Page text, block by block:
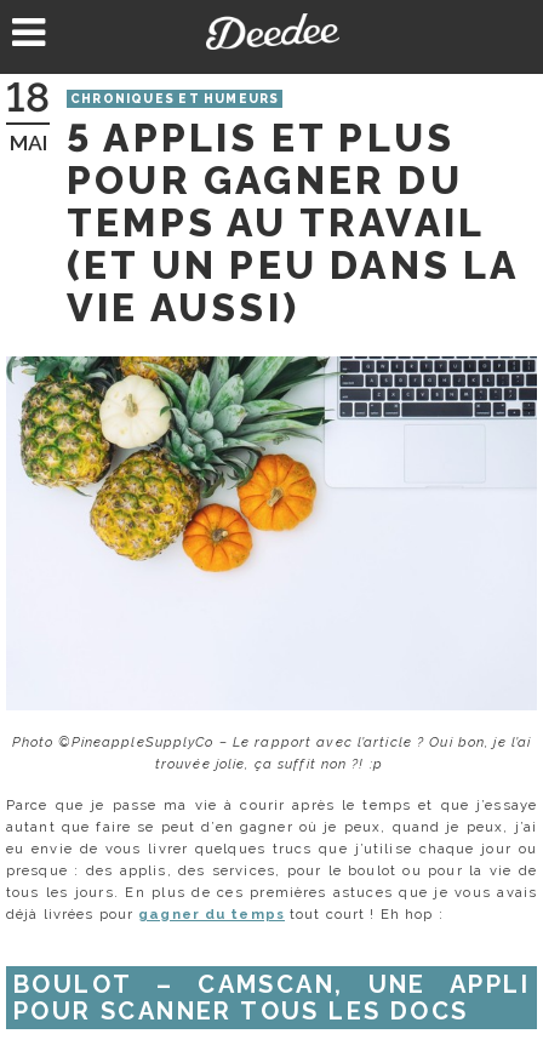
au
18
MAI
CHRONIQUES ET HUMEURS
5 APPLIS ET PLUS
POUR GAGNER DU
TEMPS AU TRAVAIL
(ET UN PEU DANS LA
VIE AUSSI)
Photo ©PineappleSupplyCo – Le rapport avec l’article ? Oui bon, je l’ai
trouvée jolie, ça suffit non ?! :p
Parce que je passe ma vie à courir après le temps et que j’essaye
autant que faire se peut d’en gagner où je peux, quand je peux, j’ai
eu envie de vous livrer quelques trucs que j’utilise chaque jour ou
presque : des applis, des services, pour le boulot ou pour la vie de
tous les jours. En plus de ces premières astuces que je vous avais
déjà livrées pour gagner du temps tout court ! Eh hop :
BOULOT – CAMSCAN, UNE APPLI
POUR SCANNER TOUS LES DOCS